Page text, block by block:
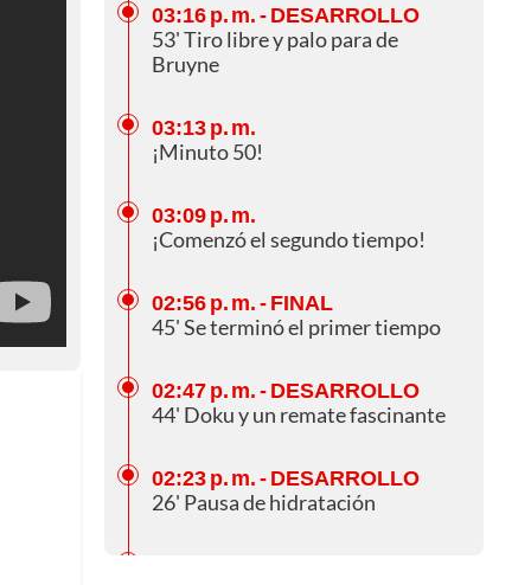
03:16 p. m.- DESARROLLO
53' Tiro libre y palo para de
Bruyne
03:13 p. m.
¡Minuto 50!
03:09 p. m.
¡Comenzó el segundo tiempo!
02:56 p. m.- FINAL
45' Se terminó el primer tiempo
02:47 p. m.- DESARROLLO
44' Doku y un remate fascinante
02:23 p. m.- DESARROLLO
26' Pausa de hidratación